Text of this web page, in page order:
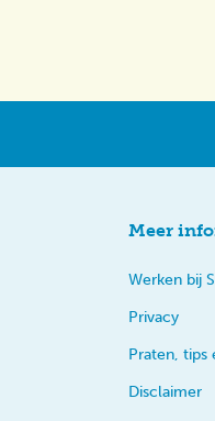
Meer
Werken bij
Privacy
Praten, tips
Disclaimer